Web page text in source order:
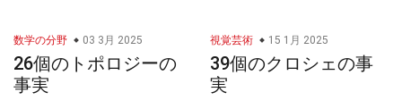
数学の分野 03 3月 2025
26個のトポロジーの
事実
視覚芸術 15 1月 2025
39個のクロシェの事
実